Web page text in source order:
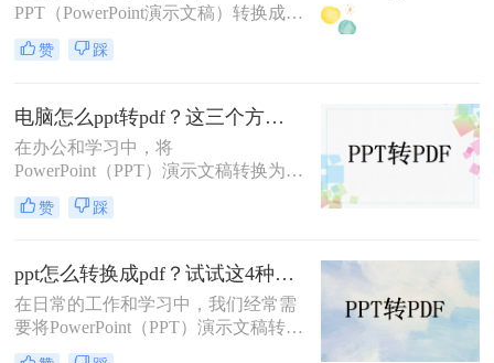
PPT（PowerPoint演示文稿）转换成
PDF（Portable Document Format）文
件是一项常见的需求。PDF格式因其
而广受欢迎。那么PPT如何转换成
PDF呢？本文将介绍三种将PPT转换
成PDF的方法。
赞 踩
电脑怎么ppt转pdf？这三个方法可以了解下!
在办公和学习中，将
PowerPoint（PPT）演示文稿转换为
PDF格式是确保文件格式一致性及防
止内容被随意修改的有效手段。那么
更轻松地完成这一任务，本文将详细
介绍三种不同的PPT转PDF方法。
赞 踩
ppt怎么转换成pdf？试试这4种转换方法！
在日常的工作和学习中，我们经常需
要将PowerPoint（PPT）演示文稿转换
为PDF格式。PDF文件因其跨平台兼